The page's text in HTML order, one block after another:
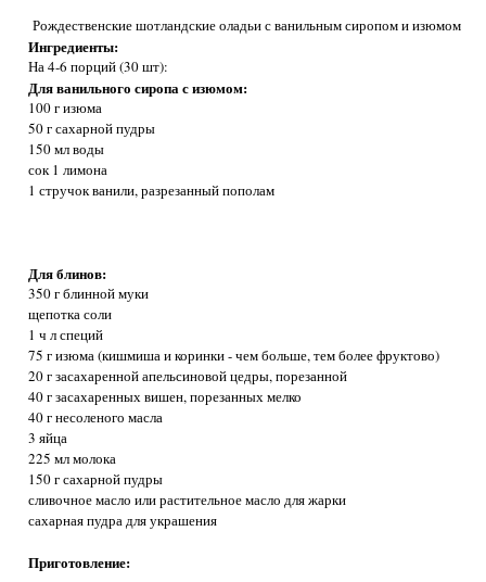
Рождественские шотландские оладьи с ванильным сиропом и изюмом
Ингредиенты:
На 4-6 порций (30 шт):
Для ванильного сиропа с изюмом:
100 г изюма
50 г сахарной пудры
150 мл воды
сок 1 лимона
1 стручок ванили, разрезанный пополам
Для блинов:
350 г блинной муки
щепотка соли
1 ч л специй
75 г изюма (кишмиша и коринки - чем больше, тем более фруктово)
20 г засахаренной апельсиновой цедры, порезанной
40 г засахаренных вишен, порезанных мелко
40 г несоленого масла
3 яйца
225 мл молока
150 г сахарной пудры
сливочное масло или растительное масло для жарки
сахарная пудра для украшения
Приготовление: